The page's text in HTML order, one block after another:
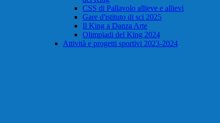
CSS di Pallavolo allieve e allievi
Gare d'istituto di sci 2025
Il King a Danza Arte
Olimpiadi del King 2024
Attività e progetti sportivi 2023-2024